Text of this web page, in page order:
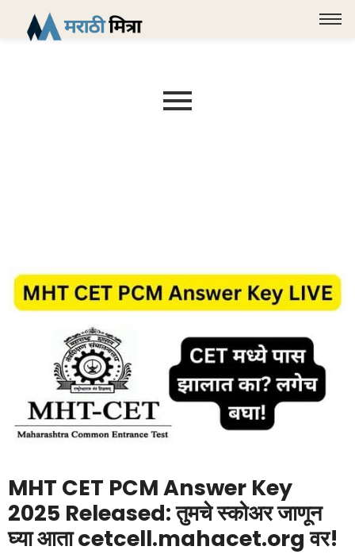
MHT CET PCM Answer Key
2025 Released: तुमचे स्कोअर जाणून
घ्या आता cetcell.mahacet.org वर!